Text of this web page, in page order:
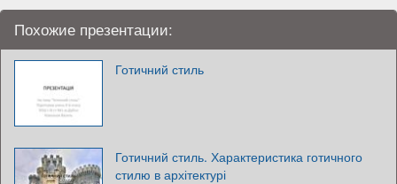
Похожие презентации:
Готичний стиль
Готичний стиль. Характеристика готичного
стилю в архітектурі